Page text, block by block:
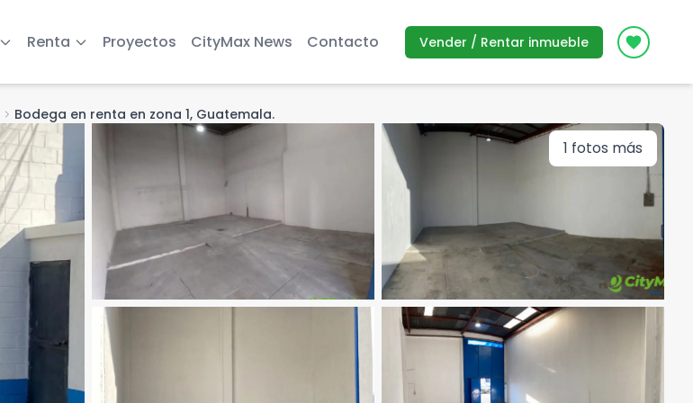
Renta Proyectos CityMax News Contacto Vender / Rentar inmueble Icon
chevron_right Bodega en renta en zona 1, Guatemala.
1 fotos más